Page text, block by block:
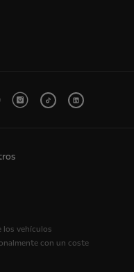
los vehículos
con un coste